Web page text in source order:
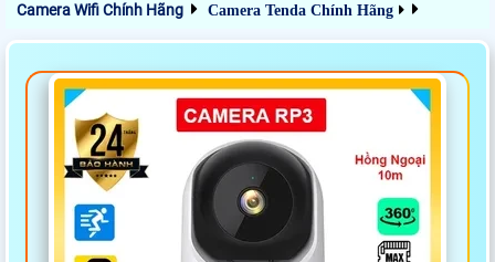
Camera Wifi Chính Hãng Camera Tenda Chính Hãng